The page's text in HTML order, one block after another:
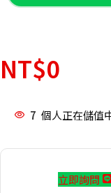
NT$0
7 個人正在儲值
立即詢問